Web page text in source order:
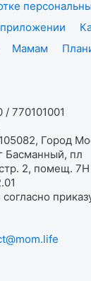
Мамам
770101001
Город
Басманный, пл
2, помещ. 7Н